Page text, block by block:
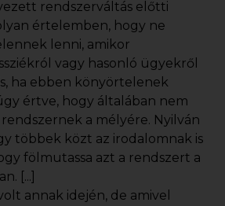
rendszerváltás előtti
értelemben, hogy ne
lenni, amikor
vagy hasonló ügyekről
ha ebben könyörtelenek
értve, hogy általában nem
a mélyére. Nyilván
többek közt az irodalomnak is
fölmutassa azt a rendszert a
[...]
annak idején, de amivel